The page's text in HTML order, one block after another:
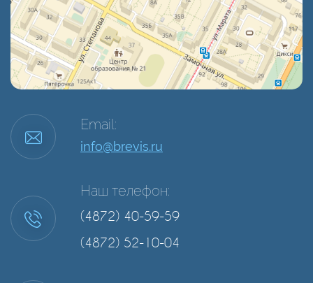
Email:
info@brevis.ru
Наш телефон:
(4872) 40-59-59
(4872) 52-10-04